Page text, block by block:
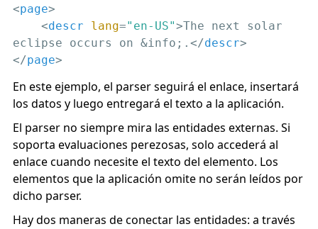
<page>
<descr lang="en-US">The next solar
eclipse occurs on &info;. </descr>
</page>
En este ejemplo, el parser seguirá el enlace, insertará
los datos y luego entregará el texto a la aplicación.
El parser no siempre mira las entidades externas. Si
soporta evaluaciones perezosas, solo accederá al
enlace cuando necesite el texto del elemento. Los
elementos que la aplicación omite no serán leídos por
dicho parser.
Hay dos maneras de conectar las entidades: a través